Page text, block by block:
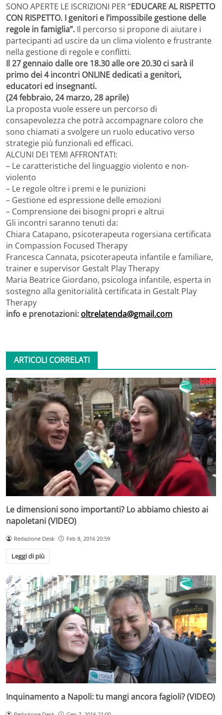
SONO APERTE LE ISCRIZIONI PER “EDUCARE AL RISPETTO
CON RISPETTO. I genitori e l’impossibile gestione delle
regole in famiglia”. Il percorso si propone di aiutare i
partecipanti ad uscire da un clima violento e frustrante
nella gestione di regole e conflitti.
Il 27 gennaio dalle ore 18.30 alle ore 20.30 ci sarà il
primo dei 4 incontri ONLINE dedicati a genitori,
educatori ed insegnanti.
(24 febbraio, 24 marzo, 28 aprile)
La proposta vuole essere un percorso di
consapevolezza che potrà accompagnare coloro che
sono chiamati a svolgere un ruolo educativo verso
strategie più funzionali ed efficaci.
ALCUNI DEI TEMI AFFRONTATI:
– Le caratteristiche del linguaggio violento e non-
violento
– Le regole oltre i premi e le punizioni
– Gestione ed espressione delle emozioni
– Comprensione dei bisogni propri e altrui
Gli incontri saranno tenuti da:
Chiara Catapano, psicoterapeuta rogersiana certificata
in Compassion Focused Therapy
Francesca Cannata, psicoterapeuta infantile e familiare,
trainer e supervisor Gestalt Play Therapy
Maria Beatrice Giordano, psicologa infantile, esperta in
sostegno alla genitorialità certificata in Gestalt Play
Therapy
info e prenotazioni: oltrelatenda@gmail.com
ARTICOLI CORRELATI
Le dimensioni sono importanti? Lo abbiamo chiesto ai
napoletani (VIDEO)
Redazione Desk Feb 8, 2016 20:59
Leggi di più
Inquinamento a Napoli: tu mangi ancora fagioli? (VIDEO)